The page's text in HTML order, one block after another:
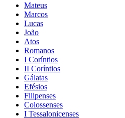
Mateus
Marcos
Lucas
João
Atos
Romanos
I Coríntios
II Coríntios
Gálatas
Efésios
Filipenses
Colossenses
I Tessalonicenses